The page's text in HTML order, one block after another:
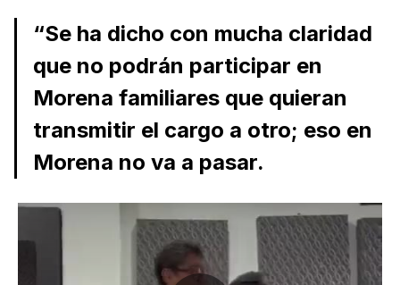
“Se ha dicho con mucha claridad
que no podrán participar en
Morena familiares que quieran
transmitir el cargo a otro; eso en
Morena no va a pasar.